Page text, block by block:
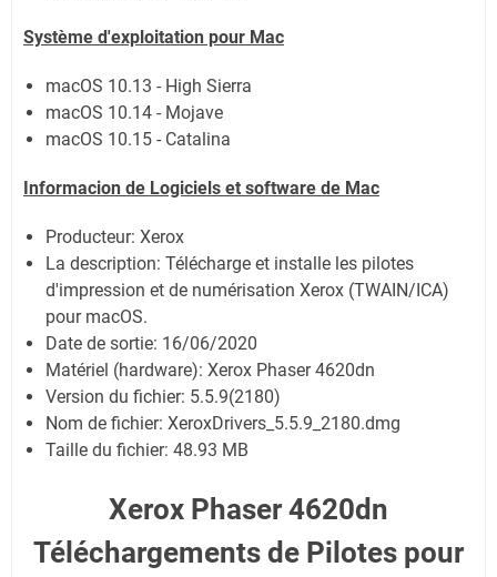
Système d'exploitation pour Mac
macOS 10.13 - High Sierra
macOS 10.14 - Mojave
macOS 10.15 - Catalina
Informacion de Logiciels et software de Mac
Producteur: Xerox
La description: Télécharge et installe les pilotes
d'impression et de numérisation Xerox (TWAIN/ICA)
pour macOS.
Date de sortie: 16/06/2020
Matériel (hardware): Xerox Phaser 4620dn
Version du fichier: 5.5.9(2180)
Nom de fichier: XeroxDrivers_5.5.9_2180.dmg
Taille du fichier: 48.93 MB
Xerox Phaser 4620dn
Téléchargements de Pilotes pour